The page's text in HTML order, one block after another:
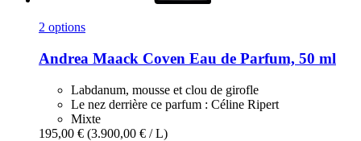
2 options
Andrea Maack Coven Eau de Parfum, 50 ml
Labdanum, mousse et clou de girofle
Le nez derrière ce parfum : Céline Ripert
Mixte
195,00 € (3.900,00 € / L)